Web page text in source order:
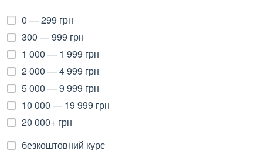
0 — 299 грн
300 — 999 грн
1 000 — 1 999 грн
2 000 — 4 999 грн
5 000 — 9 999 грн
10 000 — 19 999 грн
20 000+ грн
безкоштовний курс